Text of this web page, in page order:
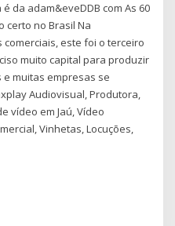
da adam&eveDDB com As 60
certo no Brasil Na
este foi o terceiro
muito capital para produzir
muitas empresas se
Audiovisual, Produtora,
vídeo em Jaú, Vídeo
Vinhetas, Locuções,